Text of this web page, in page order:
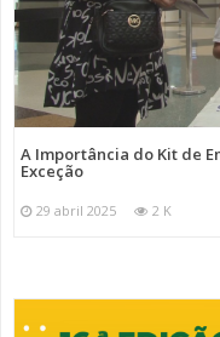
A Importância do Kit de
Exceção
29 abril 2025 2 K